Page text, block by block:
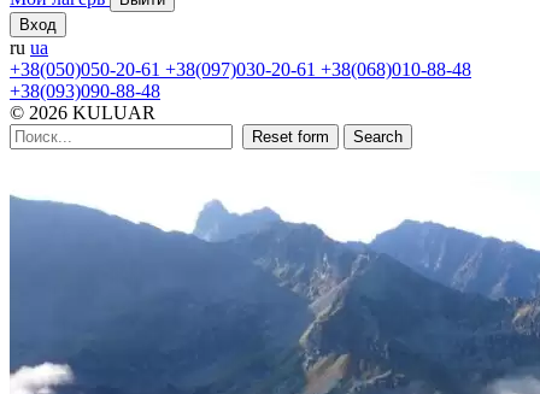
Вход
ru ua
+38(050)050-20-61 +38(097)030-20-61 +38(068)010-88-48
+38(093)090-88-48
© 2026 KULUAR
Reset form Search